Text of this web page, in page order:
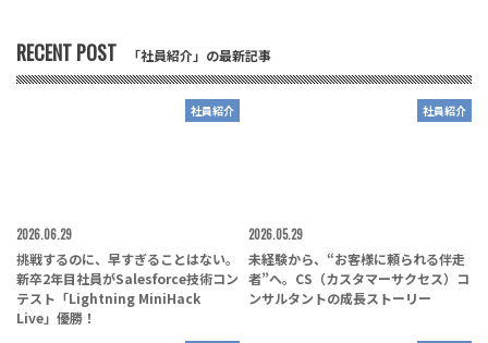
RECENT POST 「社員紹介」の最新記事
社員紹介
2026.06.29
挑戦するのに、早すぎることはない。
新卒2年目社員がSalesforce技術コン
テスト「Lightning MiniHack
Live」優勝！
社員紹介
2026.05.29
未経験から、“お客様に頼られる伴走
者”へ。CS（カスタマーサクセス）コ
ンサルタントの成長ストーリー